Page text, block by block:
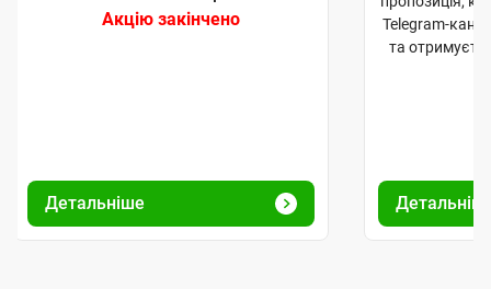
Акцію закінчено
Детальніше
Telegram-
та